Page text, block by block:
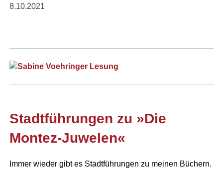
8.10.2021
Stadtführungen zu »Die
Montez-Juwelen«
Immer wieder gibt es Stadtführungen zu meinen Büchern.